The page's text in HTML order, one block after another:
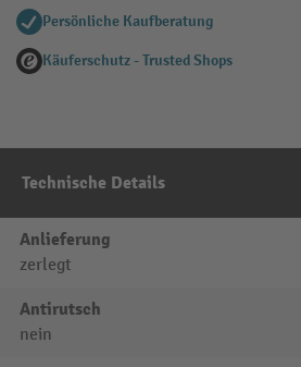
Persönliche Kaufberatung
Käuferschutz - Trusted Shops
Technische Details
Anlieferung
zerlegt
Antirutsch
nein